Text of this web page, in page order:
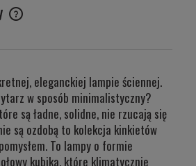
kosztów płatności
eleganckiej lampie ściennej.
w sposób minimalistyczny?
są ładne, solidne, nie rzucają się
są ozdobą to kolekcja kinkietów
To lampy o formie
kubika, które klimatycznie